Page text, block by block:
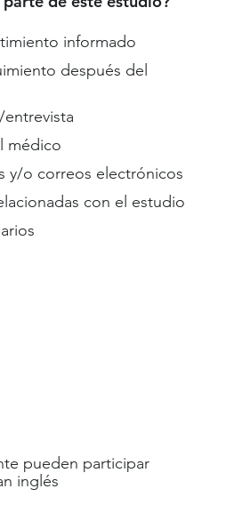
informado
después del
médico
y/o correos electrónicos
con el estudio
pueden participar
inglés